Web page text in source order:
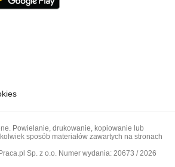
Powielanie, drukowanie, kopiowanie lub
sposób materiałów zawartych na stronach
Sp. z o.o. Numer wydania: 20673 / 2026